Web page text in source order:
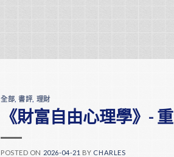
全部 ,書評, 理財
《財富自由心理學》-
POSTED ON 2026-04-21 BY CHARLES